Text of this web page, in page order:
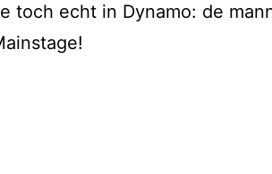
toch echt in Dynamo: de